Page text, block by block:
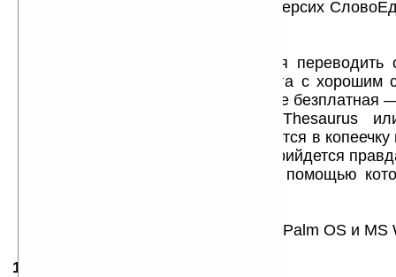
размышлению и в последующих версих
DicEngRus — если очень хочется переводить
русский. Простая и понятная прога с хорошим
подключаемых словарей. К тому же
MobiPocket Reader + Franklin Thesaurus
Dictionary — для взрослых, обойдется в копеечку
свои деньги честно заработали. Прийдется
запомнить 3000 минимум слов с помощью
Программист для Apple Macintosh, Palm OS и MS
13.11.2007